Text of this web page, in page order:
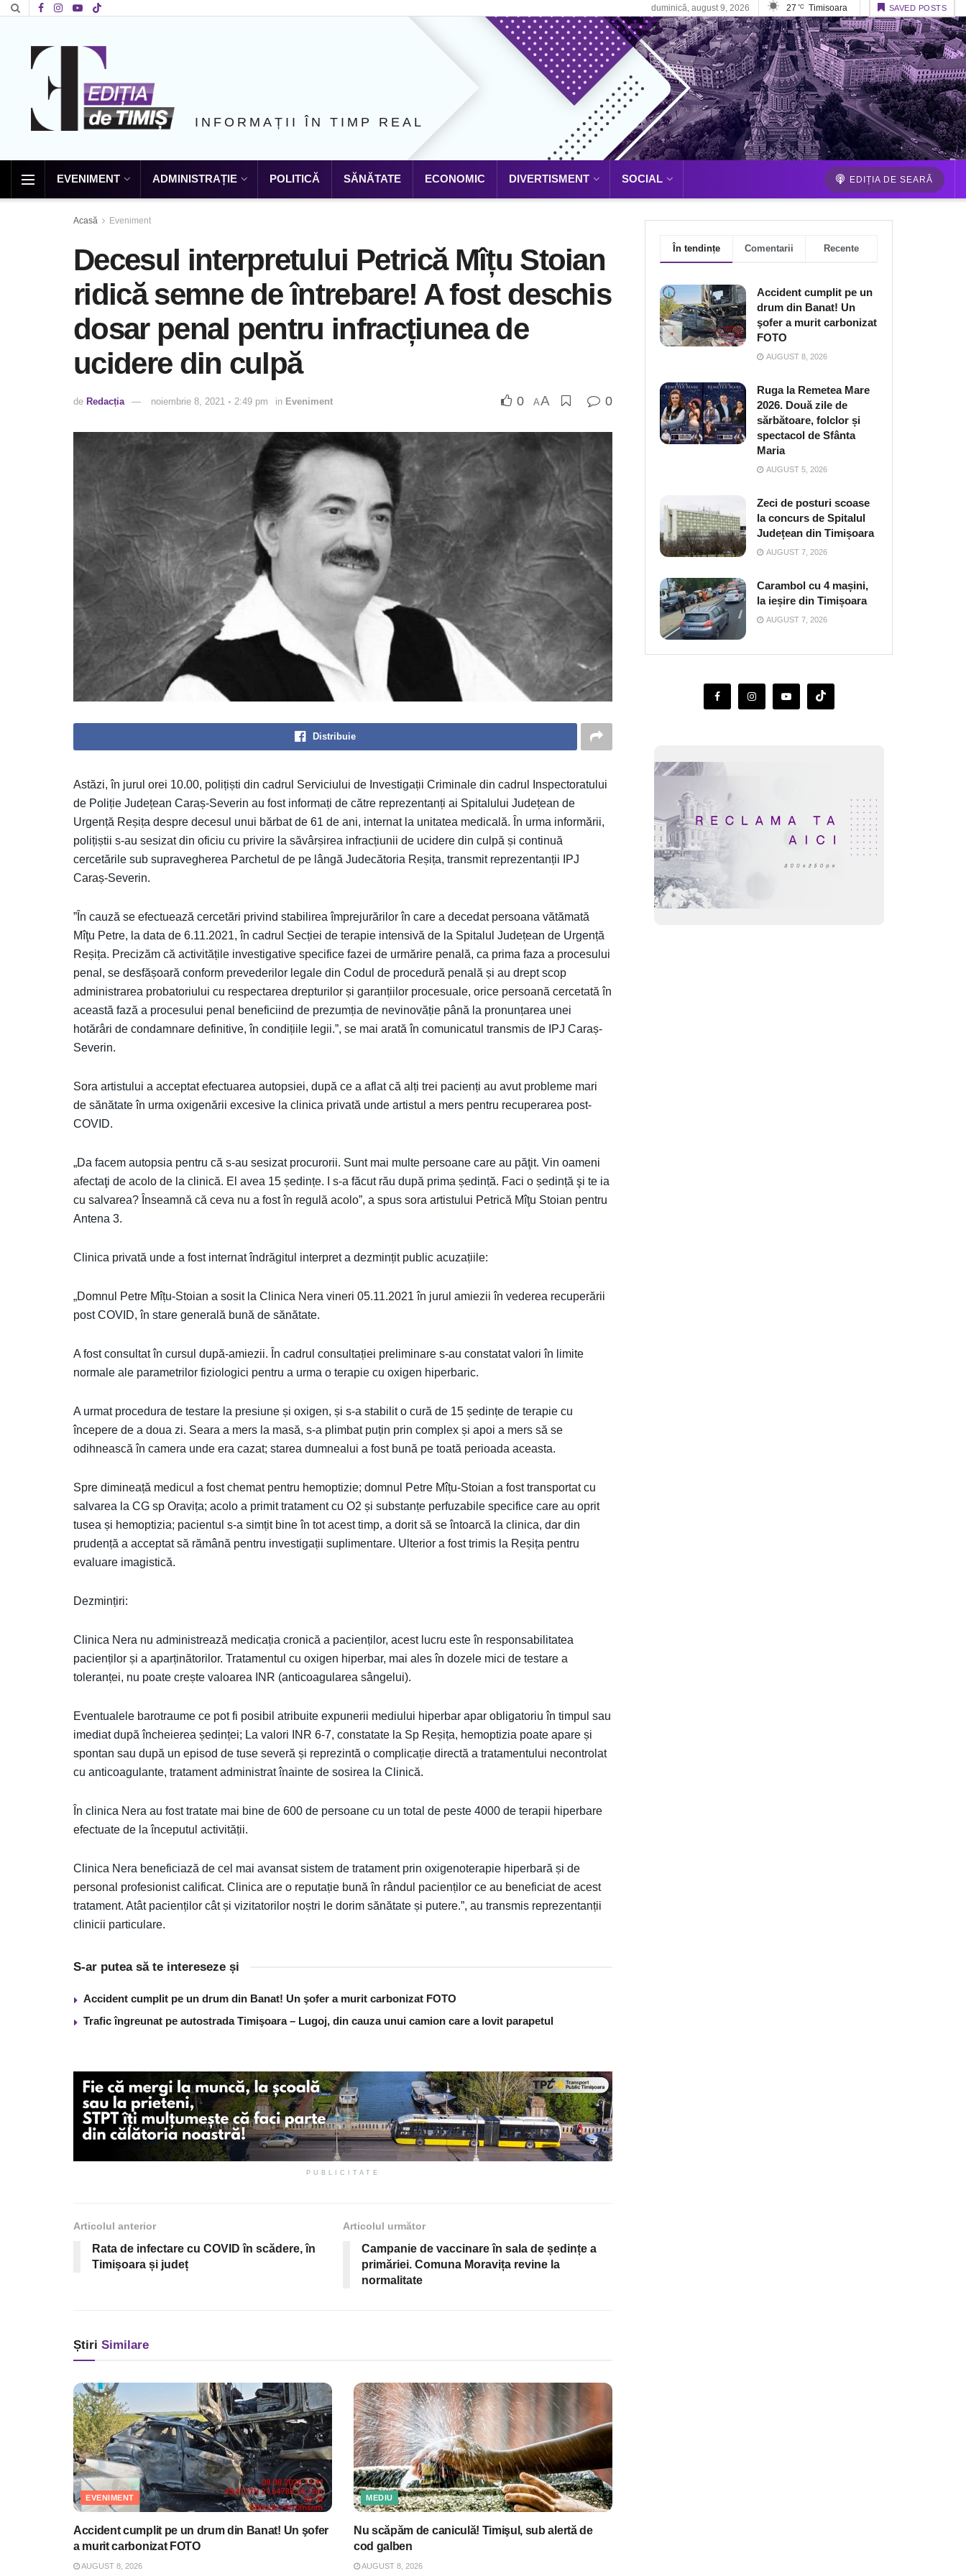
duminică, august 9, 2026 27 °C Timisoara SAVED POSTS
INFORMAȚII ÎN TIMP REAL
EVENIMENT ADMINISTRAȚIE POLITICĂ SĂNĂTATE ECONOMIC DIVERTISMENT SOCIAL EDIȚIA DE SEARĂ
Acasă Eveniment
Decesul interpretului Petrică Mîțu Stoian
ridică semne de întrebare! A fost deschis
dosar penal pentru infracțiunea de
ucidere din culpă
de Redacția noiembrie 8, 2021 ◦ 2:49 pm in Eveniment 0 AA 0
Distribuie
Astăzi, în jurul orei 10.00, polițiști din cadrul Serviciului de Investigații Criminale din cadrul Inspectoratului
de Poliție Județean Caraș-Severin au fost informați de către reprezentanți ai Spitalului Județean de
Urgență Reșița despre decesul unui bărbat de 61 de ani, internat la unitatea medicală. În urma informării,
polițiștii s-au sesizat din oficiu cu privire la săvârșirea infracțiunii de ucidere din culpă și continuă
cercetările sub supravegherea Parchetul de pe lângă Judecătoria Reșița, transmit reprezentanții IPJ
Caraș-Severin.
”În cauză se efectuează cercetări privind stabilirea împrejurărilor în care a decedat persoana vătămată
Mîţu Petre, la data de 6.11.2021, în cadrul Secției de terapie intensivă de la Spitalul Județean de Urgență
Reșița. Precizăm că activitățile investigative specifice fazei de urmărire penală, ca prima faza a procesului
penal, se desfășoară conform prevederilor legale din Codul de procedură penală și au drept scop
administrarea probatoriului cu respectarea drepturilor și garanțiilor procesuale, orice persoană cercetată în
această fază a procesului penal beneficiind de prezumția de nevinovăție până la pronunțarea unei
hotărâri de condamnare definitive, în condițiile legii.”, se mai arată în comunicatul transmis de IPJ Caraș-
Severin.
Sora artistului a acceptat efectuarea autopsiei, după ce a aflat că alți trei pacienți au avut probleme mari
de sănătate în urma oxigenării excesive la clinica privată unde artistul a mers pentru recuperarea post-
COVID.
„Da facem autopsia pentru că s-au sesizat procurorii. Sunt mai multe persoane care au păţit. Vin oameni
afectaţi de acolo de la clinică. El avea 15 ședințe. I s-a făcut rău după prima ședință. Faci o ședință şi te ia
cu salvarea? Înseamnă că ceva nu a fost în regulă acolo”, a spus sora artistului Petrică Mîţu Stoian pentru
Antena 3.
Clinica privată unde a fost internat îndrăgitul interpret a dezmințit public acuzațiile:
„Domnul Petre Mîțu-Stoian a sosit la Clinica Nera vineri 05.11.2021 în jurul amiezii în vederea recuperării
post COVID, în stare generală bună de sănătate.
A fost consultat în cursul după-amiezii. În cadrul consultației preliminare s-au constatat valori în limite
normale ale parametrilor fiziologici pentru a urma o terapie cu oxigen hiperbaric.
A urmat procedura de testare la presiune și oxigen, și s-a stabilit o cură de 15 ședințe de terapie cu
începere de a doua zi. Seara a mers la masă, s-a plimbat puțin prin complex și apoi a mers să se
odihnească în camera unde era cazat; starea dumnealui a fost bună pe toată perioada aceasta.
Spre dimineață medicul a fost chemat pentru hemoptizie; domnul Petre Mîțu-Stoian a fost transportat cu
salvarea la CG sp Oravița; acolo a primit tratament cu O2 și substanțe perfuzabile specifice care au oprit
tusea și hemoptizia; pacientul s-a simțit bine în tot acest timp, a dorit să se întoarcă la clinica, dar din
prudență a acceptat să rămână pentru investigații suplimentare. Ulterior a fost trimis la Reșița pentru
evaluare imagistică.
Dezmințiri:
Clinica Nera nu administrează medicația cronică a pacienților, acest lucru este în responsabilitatea
pacienților și a aparținătorilor. Tratamentul cu oxigen hiperbar, mai ales în dozele mici de testare a
toleranței, nu poate crește valoarea INR (anticoagularea sângelui).
Eventualele barotraume ce pot fi posibil atribuite expunerii mediului hiperbar apar obligatoriu în timpul sau
imediat după încheierea ședinței; La valori INR 6-7, constatate la Sp Reșița, hemoptizia poate apare și
spontan sau după un episod de tuse severă și reprezintă o complicație directă a tratamentului necontrolat
cu anticoagulante, tratament administrat înainte de sosirea la Clinică.
În clinica Nera au fost tratate mai bine de 600 de persoane cu un total de peste 4000 de terapii hiperbare
efectuate de la începutul activității.
Clinica Nera beneficiază de cel mai avansat sistem de tratament prin oxigenoterapie hiperbară și de
personal profesionist calificat. Clinica are o reputație bună în rândul pacienților ce au beneficiat de acest
tratament. Atât pacienților cât și vizitatorilor noștri le dorim sănătate și putere.”, au transmis reprezentanții
clinicii particulare.
S-ar putea să te intereseze și
Accident cumplit pe un drum din Banat! Un şofer a murit carbonizat FOTO
Trafic îngreunat pe autostrada Timişoara – Lugoj, din cauza unui camion care a lovit parapetul
PUBLICITATE
Articolul anterior
Rata de infectare cu COVID în scădere, în
Timișoara și județ
Articolul următor
Campanie de vaccinare în sala de ședințe a
primăriei. Comuna Moravița revine la
normalitate
Știri Similare
EVENIMENT
Accident cumplit pe un drum din Banat! Un şofer
a murit carbonizat FOTO
AUGUST 8, 2026
MEDIU
Nu scăpăm de caniculă! Timişul, sub alertă de
cod galben
AUGUST 8, 2026
În tendințe Comentarii Recente
Accident cumplit pe un
drum din Banat! Un
şofer a murit carbonizat
FOTO
AUGUST 8, 2026
Ruga la Remetea Mare
2026. Două zile de
sărbătoare, folclor și
spectacol de Sfânta
Maria
AUGUST 5, 2026
Zeci de posturi scoase
la concurs de Spitalul
Județean din Timișoara
AUGUST 7, 2026
Carambol cu 4 mașini,
la ieșire din Timișoara
AUGUST 7, 2026